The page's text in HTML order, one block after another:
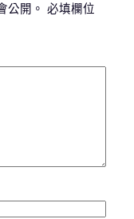
公開。 必填欄位